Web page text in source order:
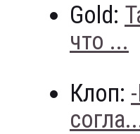
Gold:
что ...
Клоп: